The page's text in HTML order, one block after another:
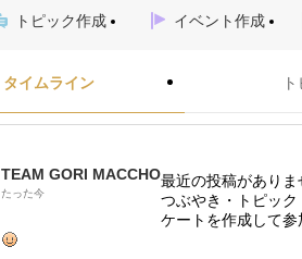
トピック作成 イベント作成
タイムライン
TEAM GORI MACCHO
たった今
最近の投稿がありま
つぶやき・トピッ
ケートを作成して参